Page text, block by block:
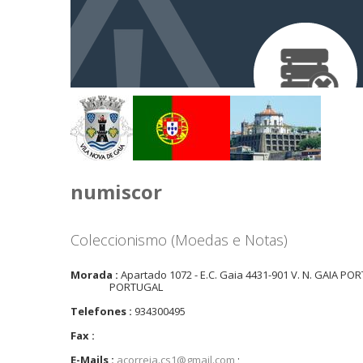
numiscor
Coleccionismo (Moedas e Notas)
Morada : Apartado 1072 - E.C. Gaia 4431-901 V. N. GAIA
PORTUGAL
Telefones : 934300495
Fax :
E-Mails : acorreia.cs1@gmail.com ;